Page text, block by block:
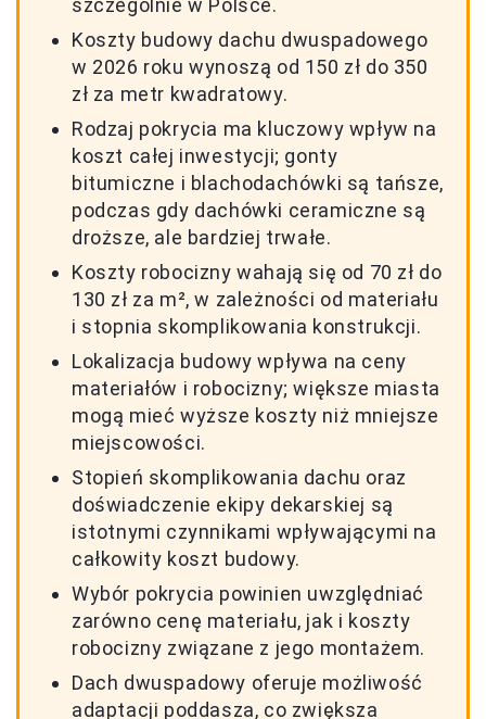
szczególnie w Polsce.
Koszty budowy dachu dwuspadowego
w 2026 roku wynoszą od 150 zł do 350
zł za metr kwadratowy.
Rodzaj pokrycia ma kluczowy wpływ na
koszt całej inwestycji; gonty
bitumiczne i blachodachówki są tańsze,
podczas gdy dachówki ceramiczne są
droższe, ale bardziej trwałe.
Koszty robocizny wahają się od 70 zł do
130 zł za m², w zależności od materiału
i stopnia skomplikowania konstrukcji.
Lokalizacja budowy wpływa na ceny
materiałów i robocizny; większe miasta
mogą mieć wyższe koszty niż mniejsze
miejscowości.
Stopień skomplikowania dachu oraz
doświadczenie ekipy dekarskiej są
istotnymi czynnikami wpływającymi na
całkowity koszt budowy.
Wybór pokrycia powinien uwzględniać
zarówno cenę materiału, jak i koszty
robocizny związane z jego montażem.
Dach dwuspadowy oferuje możliwość
adaptacji poddasza, co zwiększa